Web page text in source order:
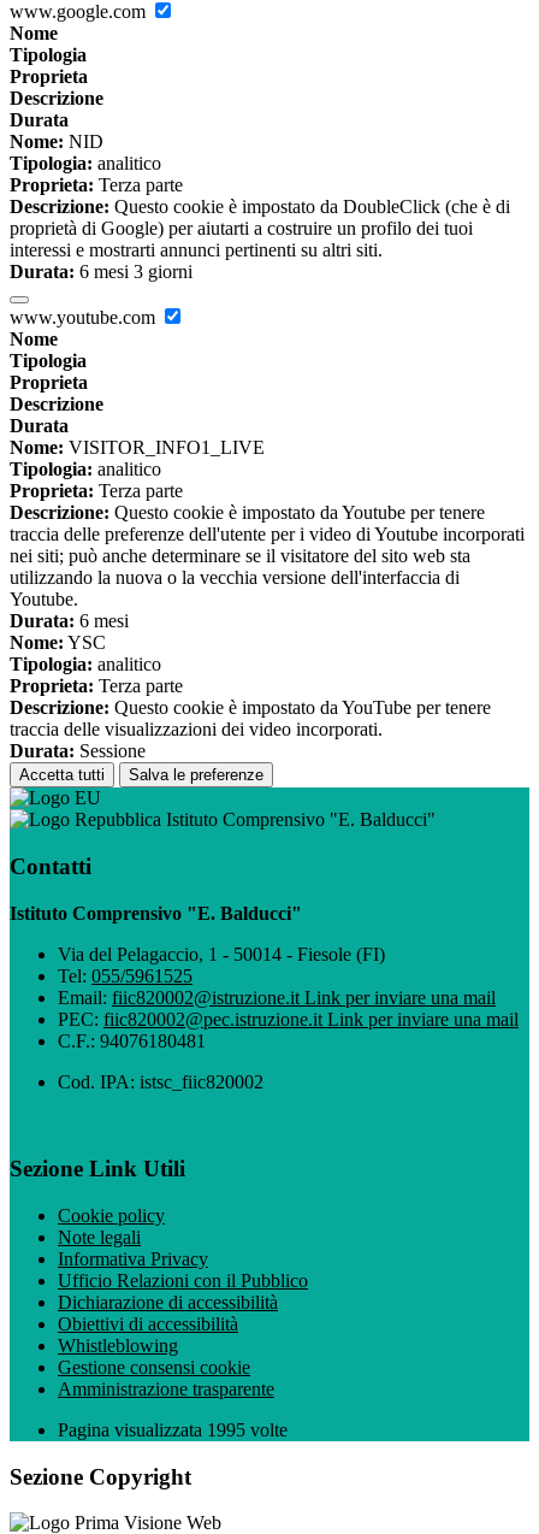
www.google.com
Nome
Tipologia
Proprieta
Descrizione
Durata
Nome: NID
Tipologia: analitico
Proprieta: Terza parte
Descrizione: Questo cookie è impostato da DoubleClick (che è di
proprietà di Google) per aiutarti a costruire un profilo dei tuoi
interessi e mostrarti annunci pertinenti su altri siti.
Durata: 6 mesi 3 giorni
www.youtube.com
Nome
Tipologia
Proprieta
Descrizione
Durata
Nome: VISITOR_INFO1_LIVE
Tipologia: analitico
Proprieta: Terza parte
Descrizione: Questo cookie è impostato da Youtube per tenere
traccia delle preferenze dell'utente per i video di Youtube incorporati
nei siti; può anche determinare se il visitatore del sito web sta
utilizzando la nuova o la vecchia versione dell'interfaccia di
Youtube.
Durata: 6 mesi
Nome: YSC
Tipologia: analitico
Proprieta: Terza parte
Descrizione: Questo cookie è impostato da YouTube per tenere
traccia delle visualizzazioni dei video incorporati.
Durata: Sessione
Accetta tutti Salva le preferenze
Istituto Comprensivo "E. Balducci"
Contatti
Istituto Comprensivo "E. Balducci"
Via del Pelagaccio, 1 - 50014 - Fiesole (FI)
Tel: 055/5961525
Email: fiic820002@istruzione.it Link per inviare una mail
PEC: fiic820002@pec.istruzione.it Link per inviare una mail
C.F.: 94076180481
Cod. IPA: istsc_fiic820002
Sezione Link Utili
Cookie policy
Note legali
Informativa Privacy
Ufficio Relazioni con il Pubblico
Dichiarazione di accessibilità
Obiettivi di accessibilità
Whistleblowing
Gestione consensi cookie
Amministrazione trasparente
Pagina visualizzata 1995 volte
Sezione Copyright